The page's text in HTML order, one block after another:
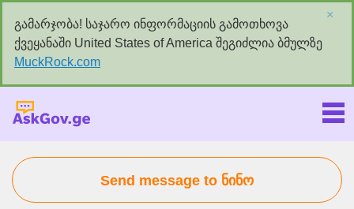
გამარჯობა! საჯარო ინფორმაციის გამოთხოვა
ქვეყანაში United States of America შეგიძლია ბმულზე
MuckRock.com
×
Send message to ნინო